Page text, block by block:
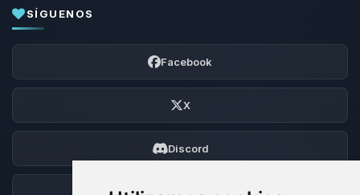
SÍGUENOS
Facebook
X
Discord
Foro